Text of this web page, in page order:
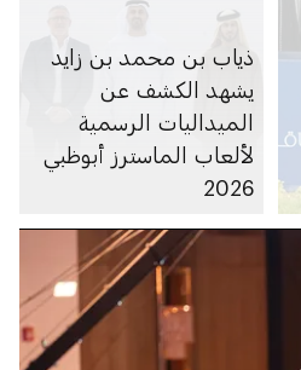
ذياب بن محمد بن زايد
يشهد الكشف عن
الميداليات الرسمية
لألعاب الماسترز أبوظبي
2026